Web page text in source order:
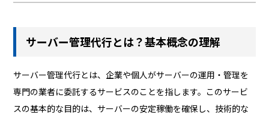
サーバー管理代行とは？基本概念の理解
サーバー管理代行とは、企業や個人がサーバーの運用・管理を
専門の業者に委託するサービスのことを指します。このサービ
スの基本的な目的は、サーバーの安定稼働を確保し、技術的な